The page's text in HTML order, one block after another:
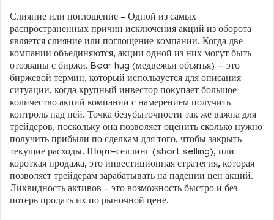
Слияние или поглощение – Одной из самых
распространенных причин исключения акций из оборота
является слияние или поглощение компании. Когда две
компании объединяются, акции одной из них могут быть
отозваны с биржи. Bear hug (медвежьи объятья) — это
биржевой термин, который используется для описания
ситуации, когда крупный инвестор покупает большое
количество акций компании с намерением получить
контроль над ней. Точка безубыточности так же важна для
трейдеров, поскольку она позволяет оценить сколько нужно
получить прибыли по сделкам для того, чтобы закрыть
текущие расходы. Шорт-селлинг (short selling), или
короткая продажа, это инвестиционная стратегия, которая
позволяет трейдерам зарабатывать на падении цен акций.
Ликвидность активов – это возможность быстро и без
потерь продать их по рыночной цене.